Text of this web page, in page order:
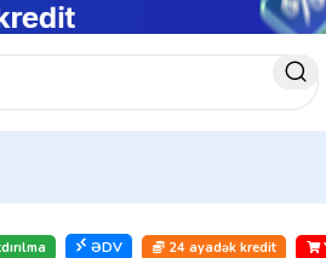
ƏDV 24 ayadək kredit